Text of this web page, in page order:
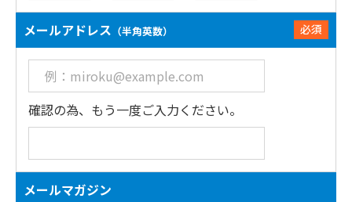
必須
メールアドレス （半角英数）
確認の為、もう一度ご入力ください。
メールマガジン